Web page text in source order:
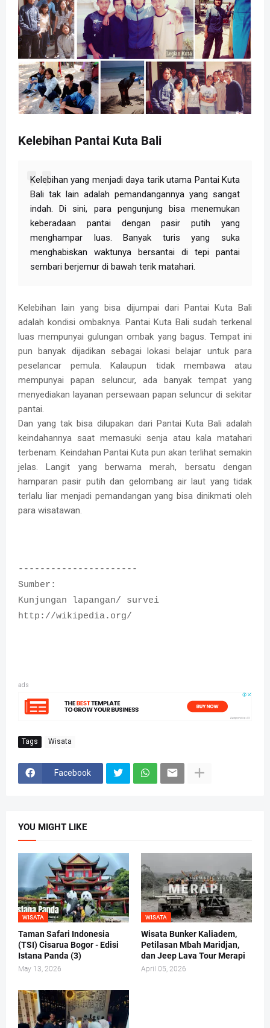
Kelebihan Pantai Kuta Bali
Kelebihan yang menjadi daya tarik utama Pantai Kuta
Bali tak lain adalah pemandangannya yang sangat
indah. Di sini, para pengunjung bisa menemukan
keberadaan pantai dengan pasir putih yang
menghampar luas. Banyak turis yang suka
menghabiskan waktunya bersantai di tepi pantai
sembari berjemur di bawah terik matahari.
Kelebihan lain yang bisa dijumpai dari Pantai Kuta Bali
adalah kondisi ombaknya. Pantai Kuta Bali sudah terkenal
luas mempunyai gulungan ombak yang bagus. Tempat ini
pun banyak dijadikan sebagai lokasi belajar untuk para
peselancar pemula. Kalaupun tidak membawa atau
mempunyai papan seluncur, ada banyak tempat yang
menyediakan layanan persewaan papan seluncur di sekitar
pantai.
Dan yang tak bisa dilupakan dari Pantai Kuta Bali adalah
keindahannya saat memasuki senja atau kala matahari
terbenam. Keindahan Pantai Kuta pun akan terlihat semakin
jelas. Langit yang berwarna merah, bersatu dengan
hamparan pasir putih dan gelombang air laut yang tidak
terlalu liar menjadi pemandangan yang bisa dinikmati oleh
para wisatawan.
----------------------
Sumber:
Kunjungan lapangan/ survei
http://wikipedia.org/
ads
Tags Wisata
Facebook
YOU MIGHT LIKE
WISATA
Taman Safari Indonesia
(TSI) Cisarua Bogor - Edisi
Istana Panda (3)
May 13, 2026
WISATA
Wisata Bunker Kaliadem,
Petilasan Mbah Maridjan,
dan Jeep Lava Tour Merapi
April 05, 2026